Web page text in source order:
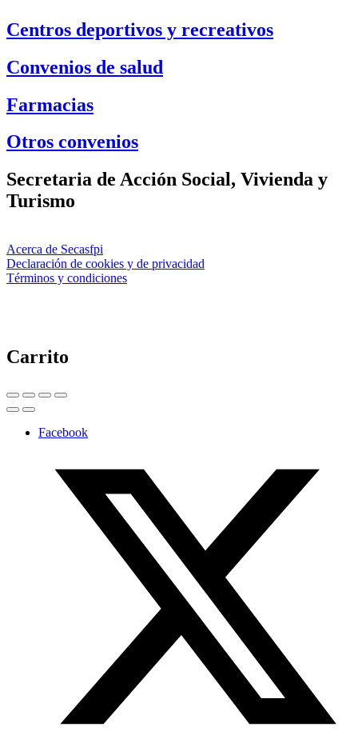
Centros deportivos y recreativos
Convenios de salud
Farmacias
Otros convenios
Secretaria de Acción Social, Vivienda y
Turismo
Acerca de Secasfpi
Declaración de cookies y de privacidad
Términos y condiciones
Carrito
Facebook